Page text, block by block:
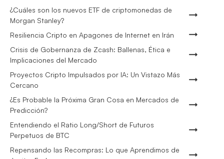
¿Cuáles son los nuevos ETF de criptomonedas de
Morgan Stanley?
Resiliencia Cripto en Apagones de Internet en Irán
Crisis de Gobernanza de Zcash: Ballenas, Ética e
Implicaciones del Mercado
Proyectos Cripto Impulsados por IA: Un Vistazo Más
Cercano
¿Es Probable la Próxima Gran Cosa en Mercados de
Predicción?
Entendiendo el Ratio Long/Short de Futuros
Perpetuos de BTC
Repensando las Recompras: Lo que Aprendimos de